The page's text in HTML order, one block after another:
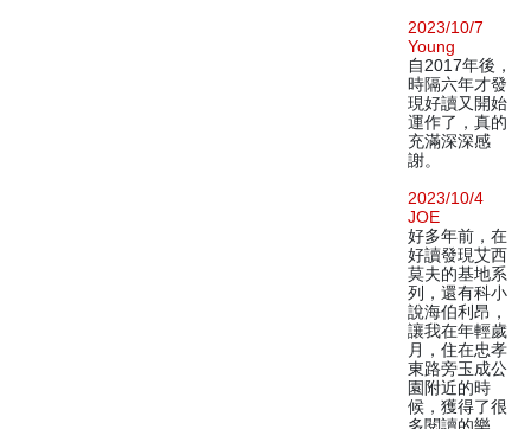
2023/10/7
Young
自2017年後，
時隔六年才發
現好讀又開始
運作了，真的
充滿深深感
謝。
2023/10/4
JOE
好多年前，在
好讀發現艾西
莫夫的基地系
列，還有科小
說海伯利昂，
讓我在年輕歲
月，住在忠孝
東路旁玉成公
園附近的時
候，獲得了很